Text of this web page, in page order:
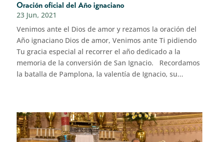
Oración oficial del Año ignaciano
23 Jun, 2021
Venimos ante el Dios de amor y rezamos la oración del
Año ignaciano Dios de amor, Venimos ante Ti pidiendo
Tu gracia especial al recorrer el año dedicado a la
memoria de la conversión de San Ignacio. Recordamos
la batalla de Pamplona, la valentía de Ignacio, su...